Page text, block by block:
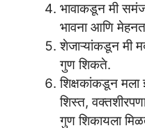
भावाकडून मी
भावना आणि
शेजाऱ्यांकडून मी
गुण शिकते.
शिक्षकांकडून मला
शिस्त,
गुण शिकायला